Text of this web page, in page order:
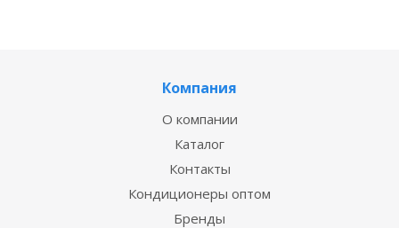
Компания
О компании
Каталог
Контакты
Кондиционеры оптом
Бренды